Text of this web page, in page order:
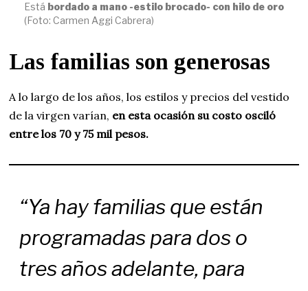
Está bordado a mano -estilo brocado- con hilo de oro
(Foto: Carmen Aggi Cabrera)
Las familias son generosas
A lo largo de los años, los estilos y precios del vestido
de la virgen varían, en esta ocasión su costo osciló
entre los 70 y 75 mil pesos.
“Ya hay familias que están
programadas para dos o
tres años adelante, para